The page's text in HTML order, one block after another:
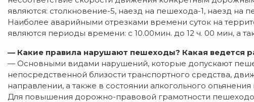
являются: столкновение-5, наезд на пешехода-1, наезд на
Наиболее аварийными отрезками времени суток на
являются периоды времени: с 10.00мин. до 12 ч. 00 мин, а
— Какие правила нарушают пешеходы? Какая ведется
— Основными видами нарушений, которые допускают
непосредственной близости транспортного средства,
направлении, а также в состоянии алкогольного
Для повышения дорожно-правовой грамотности